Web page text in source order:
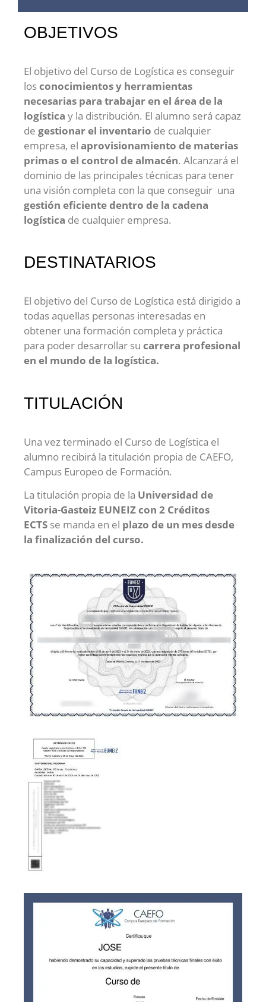
OBJETIVOS
El objetivo del Curso de Logística es conseguir
losconocimientos y herramientas
necesarias para trabajar en el área de la
logística y la distribución. El alumno será capaz
de gestionar el inventario de cualquier
empresa, el aprovisionamiento de materias
primas o el control de almacén. Alcanzará el
dominio de las principales técnicas para tener
una visión completa con la que conseguir una
gestión eficiente dentro de la cadena
logística de cualquier empresa.
DESTINATARIOS
El objetivo del Curso de Logística está dirigido a
todas aquellas personas interesadas en
obtener una formación completa y práctica
para poder desarrollar su carrera profesional
en el mundo de la logística.
TITULACIÓN
Una vez terminado el Curso de Logística el
alumno recibirá la titulación propia de CAEFO,
Campus Europeo de Formación.
La titulación propia de la Universidad de
Vitoria-Gasteiz EUNEIZ con 2 Créditos
ECTS se manda en el plazo de un mes desde
la finalización del curso.